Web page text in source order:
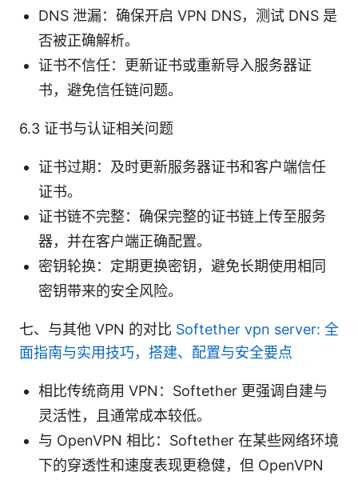
DNS 泄漏：确保开启 VPN DNS，测试 DNS 是
否被正确解析。
证书不信任：更新证书或重新导入服务器证
书，避免信任链问题。
6.3 证书与认证相关问题
证书过期：及时更新服务器证书和客户端信任
证书。
证书链不完整：确保完整的证书链上传至服务
器，并在客户端正确配置。
密钥轮换：定期更换密钥，避免长期使用相同
密钥带来的安全风险。
七、与其他 VPN 的对比 Softether vpn server: 全
面指南与实用技巧，搭建、配置与安全要点
相比传统商用 VPN：Softether 更强调自建与
灵活性，且通常成本较低。
与 OpenVPN 相比：Softether 在某些网络环境
下的穿透性和速度表现更稳健，但 OpenVPN